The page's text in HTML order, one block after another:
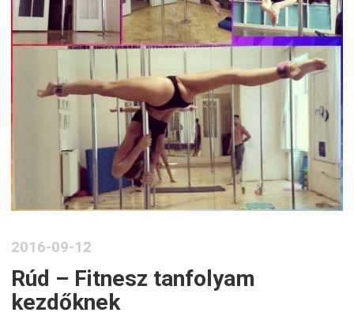
2016-09-12
Rúd – Fitnesz tanfolyam
kezdőknek